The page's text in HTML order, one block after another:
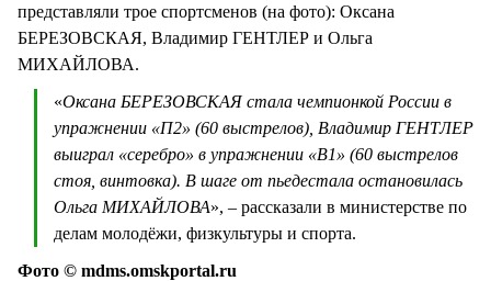
представляли трое спортсменов (на фото): Оксана
БЕРЕЗОВСКАЯ, Владимир ГЕНТЛЕР и Ольга
МИХАЙЛОВА.
«Оксана БЕРЕЗОВСКАЯ стала чемпионкой России в
упражнении «П2» (60 выстрелов), Владимир ГЕНТЛЕР
выиграл «серебро» в упражнении «В1» (60 выстрелов
стоя, винтовка). В шаге от пьедестала остановилась
Ольга МИХАЙЛОВА», – рассказали в министерстве по
делам молодёжи, физкультуры и спорта.
Фото © mdms.omskportal.ru